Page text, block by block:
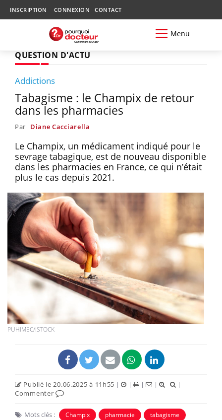
INSCRIPTION CONNEXION CONTACT
Menu
QUESTION D'ACTU
Addictions
Tabagisme : le Champix de retour
dans les pharmacies
Par Diane Cacciarella
Le Champix, un médicament indiqué pour le
sevrage tabagique, est de nouveau disponible
dans les pharmacies en France, ce qui n’était
plus le cas depuis 2021.
PUHIMEC/ISTOCK
Publié le 20.06.2025 à 11h55 | | | |
|
Commenter
Mots clés : Champix pharmacie tabagisme